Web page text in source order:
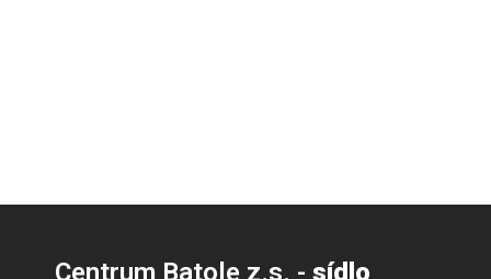
Centrum Batole z.s. - sídlo